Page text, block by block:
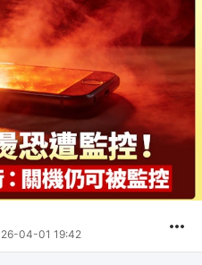
04-01 19:42